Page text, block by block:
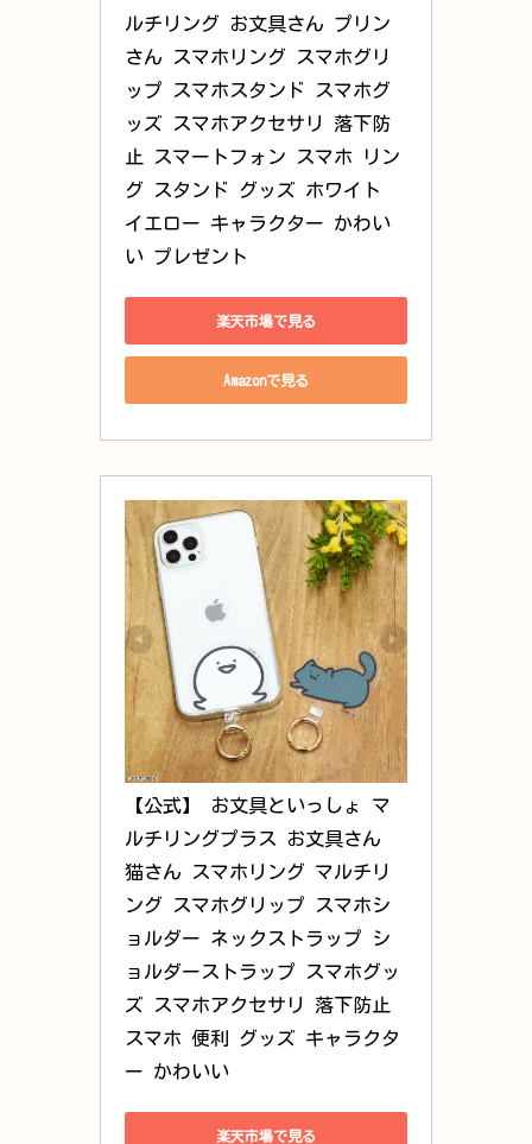
ルチリング お文具さん プリン
さん スマホリング スマホグリ
ップ スマホスタンド スマホグ
ッズ スマホアクセサリ 落下防
止 スマートフォン スマホ リン
グ スタンド グッズ ホワイト
イエロー キャラクター かわい
い プレゼント
楽天市場で見る
Amazonで見る
【公式】 お文具といっしょ マ
ルチリングプラス お文具さん
猫さん スマホリング マルチリ
ング スマホグリップ スマホシ
ョルダー ネックストラップ シ
ョルダーストラップ スマホグッ
ズ スマホアクセサリ 落下防止
スマホ 便利 グッズ キャラクタ
ー かわいい
楽天市場で見る